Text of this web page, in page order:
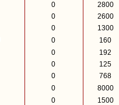
0
2800
0
2600
0
1300
0
160
0
192
0
125
0
768
0
8000
0
1500